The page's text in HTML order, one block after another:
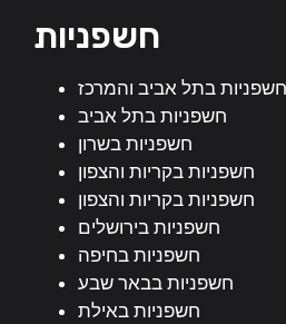
חשפניות
חשפניות בתל אביב והמרכז
חשפניות בתל אביב
חשפניות בשרון
חשפניות בקריות והצפון
חשפניות בקריות והצפון
חשפניות בירושלים
חשפניות בחיפה
חשפניות בבאר שבע
חשפניות באילת